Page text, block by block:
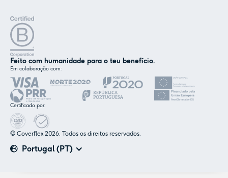
Feito com humanidade para o teu benefício.
Em colaboração com:
Certificado por:
Portugal (PT)
© Coverflex 2026. Todos os direitos reservados.
Nós e os nossos parceiros usamos cookies ou
tecnologias semelhantes, conforme
mencionado na
Aceitar